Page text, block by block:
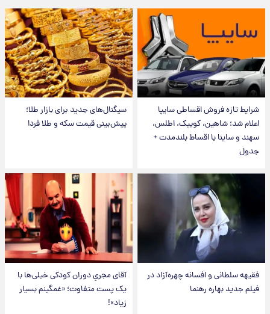
شرایط تازه فروش اقساطی سایپا
اعلام شد؛ شاهین، کوییک، اطلس،
سهند و ساینا با اقساط بلندمدت +
جدول
سیگنال‌های جدید برای بازار طلا؛
پیش‌بینی قیمت سکه و طلا فردا
فقیهه سلطانی و افسانه چهره‌آزاد در
فیلم جدید بهاره رهنما
آقای مجریِ دوران کودکی خیلی‌ها با
یک پست متفاوت؛ «غمگینم بسیار
زیاد»!